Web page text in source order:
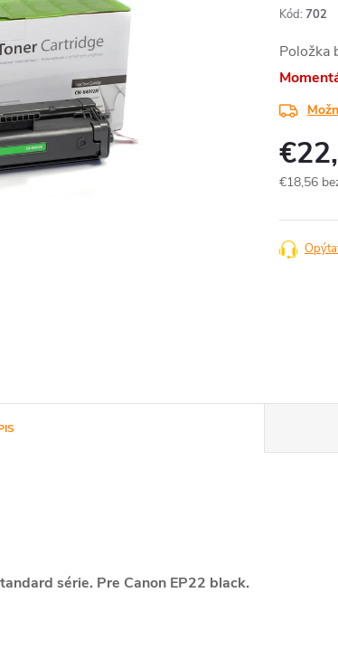
Kód: 702
Položka
€18,56
cena:
série. Pre Canon EP22 black.